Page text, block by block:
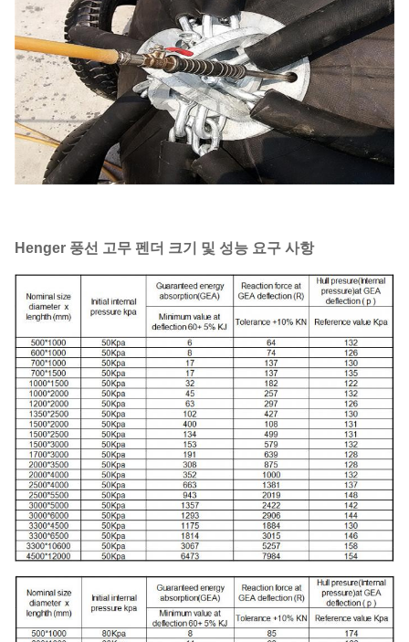
Henger 풍선 고무 펜더 크기 및 성능 요구 사항